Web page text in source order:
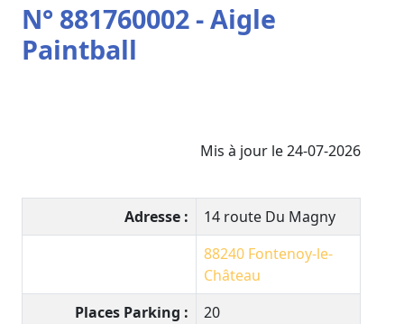
N° 881760002 - Aigle
Paintball
Mis à jour le 24-07-2026
Adresse :
14 route Du Magny
88240 Fontenoy-le-
Château
Places Parking :
20